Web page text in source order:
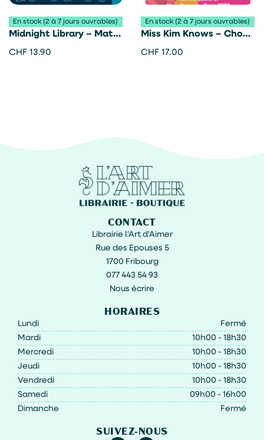
En stock (2 à 7 jours ouvrables)
Midnight Library – Matt
Haig
CHF 13.90
En stock (2 à 7 jours ouvrables)
Miss Kim Knows – Cho
Nam-Joo
CHF 17.00
CONTACT
Librairie l'Art d'Aimer
Rue des Epouses 5
1700 Fribourg
077 443 54 93
Nous écrire
HORAIRES
Lundi
Fermé
Mardi
10h00 - 18h30
Mercredi
10h00 - 18h30
Jeudi
10h00 - 18h30
Vendredi
10h00 - 18h30
Samedi
09h00 - 16h00
Dimanche
Fermé
SUIVEZ-NOUS